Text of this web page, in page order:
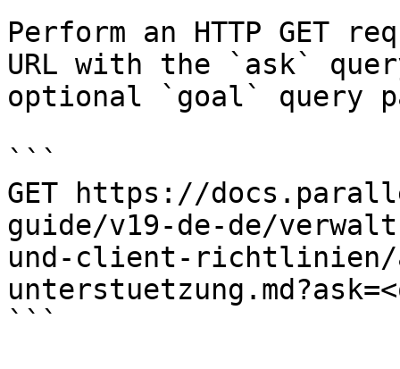
Perform an HTTP GET
URL with the `ask`
optional `goal` query
```
GET https://
guide/v19-de-de/
und-client-richtlinien/
```